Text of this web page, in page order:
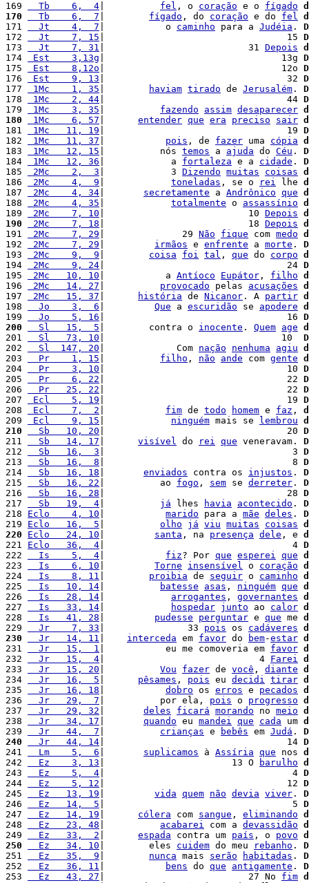
169
  Tb    6,  4
fel , o coração e o fígado
170
  Tb    6,  7
fígado , do coração e do fel
171
  Jt    4,  7
|           o caminho para a Judéia .
172
  Jt    7, 15
|                                 15
173
  Jt    7, 31
|                          31 Depois
174
Est    3,13g |                                13g
175
Est    8,12o |                                12o
176
Est    9, 13 |                                 32
177
1Mc    1, 35 haviam tirado de Jerusalém .
178
1Mc    2, 44 |                                 44
179
1Mc    3, 35 fazendo assim desaparecer
180
1Mc    6, 57 entender que era preciso sair
181
1Mc   11, 19 |                                 19
182
1Mc   11, 37 pois , de fazer uma cópia
183
1Mc   12, 15 |          nós temos a ajuda do Céu .
184
1Mc   12, 36 |            a fortaleza e a cidade .
185
2Mc    2,  3 |            3 Dizendo muitas coisas
186
2Mc    4,  9 toneladas , se o rei lhe
187
2Mc    4, 34 secretamente a Andrônico que
188
2Mc    4, 35 totalmente o assassínio
189
2Mc    7, 10 |                          10 Depois
190
2Mc    7, 18 |                          18 Depois
191
2Mc    7, 29 |              29 Não fique com medo
192
2Mc    7, 29 irmãos e enfrente a morte .
193
2Mc    9,  9 coisa foi tal , que do corpo
194
2Mc    9, 24 |                                 24
195
2Mc   10, 10 |           a Antíoco Eupátor , filho
196
2Mc   14, 27 provocado pelas acusações
197
2Mc   15, 37 história de Nicanor . A partir
198
  Jo    3,  6
Que a escuridão se apodere
199
  Jo    5, 16
|                                 16
200
  Sl   15,  5
|        contra o inocente . Quem age
201
  Sl   73, 10
|                                10
202
  Sl  147, 20
|             Com nação nenhuma agiu
203
  Pr    1, 15
filho , não ande com gente
204
  Pr    3, 10
|                                 10
205
  Pr    6, 22
|                                 22
206
  Pr   25, 22
|                                 22
207
Ecl    5, 19 |                                 19
208
Ecl    7,  2 fim de todo homem e faz ,
209
Ecl    9, 15 ninguém mais se lembrou
210
  Sb   10, 20
|                                 20
211
  Sb   14, 17
visível do rei que veneravam.
212
  Sb   16,  3
|                                  3
213
  Sb   16,  8
|                                  8
214
  Sb   16, 18
enviados contra os injustos .
215
  Sb   16, 22
|          ao fogo , sem se derreter .
216
  Sb   16, 28
|                                 28
217
  Sb   19,  4
já lhes havia acontecido .
218 Eclo    4, 10 marido para a mãe deles .
219 Eclo   16,  5 olho já viu muitas coisas
220
Eclo   24, 10 santa , na presença dele , e
221 Eclo   36,  4 |                                  4
222
  Is    5,  4
fiz? Por que esperei que
223
  Is    6, 10
Torne insensível o coração
224
  Is    8, 11
proibia de seguir o caminho
225
  Is   10, 14
batesse asas , ninguém que
226
  Is   28, 14
arrogantes , governantes
227
  Is   33, 14
hospedar junto ao calor
228
  Is   41, 28
pudesse perguntar e que me
229
  Jr    7, 33
|               33 pois os cadáveres
230
  Jr   14, 11
interceda em favor do bem-estar
231
  Jr   15,  1
|           eu me comoveria em favor
232
  Jr   15,  4
|                            4 Farei
233
  Jr   15, 20
Vou fazer de você , diante
234
  Jr   16,  5
pêsames , pois eu decidi tirar
235
  Jr   16, 18
dobro os erros e pecados
236
  Jr   29,  7
|          por ela, pois o progresso
237
  Jr   29, 32
deles ficará morando no meio
238
  Jr   34, 17
quando eu mandei que cada um
239
  Jr   44,  7
crianças e bebês em Judá .
240
  Jr   44, 14
|                                 14
241
  Lm    5,  6
suplicamos à Assíria que nos
242
  Ez    3, 13
|                       13 O barulho
243
  Ez    5,  4
|                                  4
244
  Ez    5, 12
|                                 12
245
  Ez   13, 19
vida quem não devia viver .
246
  Ez   14,  5
|                                  5
247
  Ez   14, 19
cólera com sangue , eliminando
248
  Ez   23, 48
acabarei com a devassidão
249
  Ez   33,  2
espada contra um país , o povo
250
  Ez   34, 10
|        eles cuidem do meu rebanho .
251
  Ez   35,  9
nunca mais serão habitadas .
252
  Ez   36, 11
bens do que antigamente .
253
  Ez   43, 27
|                          27 No fim